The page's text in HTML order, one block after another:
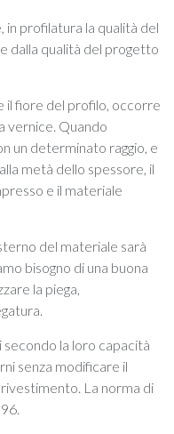
in profilatura la qualità del
dalla qualità del progetto
il fiore del profilo, occorre
vernice. Quando
un determinato raggio, e
metà dello spessore, il
e il materiale
del materiale sarà
bisogno di una buona
la piega,
la loro capacità
senza modificare il
La norma di